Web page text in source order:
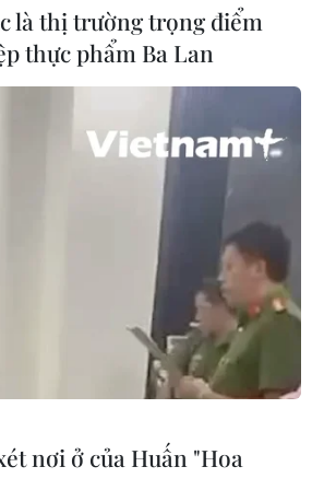
Viện Pháp
cùng 63 bị
TẤN XÃ VIỆT NAM
là thị trường trọng điểm
thực phẩm Ba Lan
nơi ở của Huấn "Hoa